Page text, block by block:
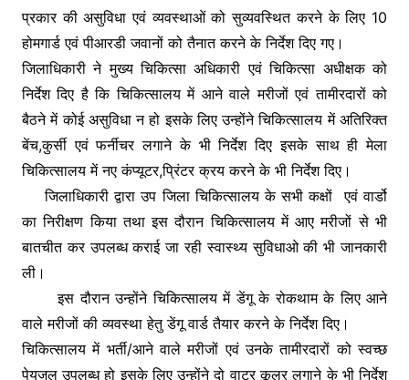
प्रकार की असुविधा एवं व्यवस्थाओं को सुव्यवस्थित करने के लिए 10
होमगार्ड एवं पीआरडी जवानों को तैनात करने के निर्देश दिए गए।
जिलाधिकारी ने मुख्य चिकित्सा अधिकारी एवं चिकित्सा अधीक्षक को
निर्देश दिए है कि चिकित्सालय में आने वाले मरीजों एवं तामीरदारों को
बैठने में कोई असुविधा न हो इसके लिए उन्होंने चिकित्सालय में अतिरिक्त
बेंच,कुर्सी एवं फर्नीचर लगाने के भी निर्देश दिए इसके साथ ही मेला
चिकित्सालय में नए कंप्यूटर,प्रिंटर क्रय करने के भी निर्देश दिए।
जिलाधिकारी द्वारा उप जिला चिकित्सालय के सभी कक्षों एवं वार्डो
का निरीक्षण किया तथा इस दौरान चिकित्सालय में आए मरीजों से भी
बातचीत कर उपलब्ध कराई जा रही स्वास्थ्य सुविधाओ की भी जानकारी
ली।
इस दौरान उन्होंने चिकित्सालय में डेंगू के रोकथाम के लिए आने
वाले मरीजों की व्यवस्था हेतु डेंगू वार्ड तैयार करने के निर्देश दिए।
चिकित्सालय में भर्ती/आने वाले मरीजों एवं उनके तामीरदारों को स्वच्छ
पेयजल उपलब्ध हो इसके लिए उन्होंने दो वाटर कूलर लगाने के भी निर्देश